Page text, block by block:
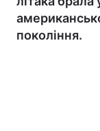
покоління.